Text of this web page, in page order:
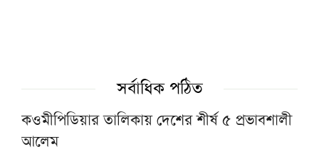
আসনের এমপির বৈঠক
শায়খ আওয়ামার মোবারক সান্নিধ্যে
সর্বাধিক পঠিত
কওমীপিডিয়ার তালিকায় দেশের শীর্ষ ৫ প্রভাবশালী
আলেম